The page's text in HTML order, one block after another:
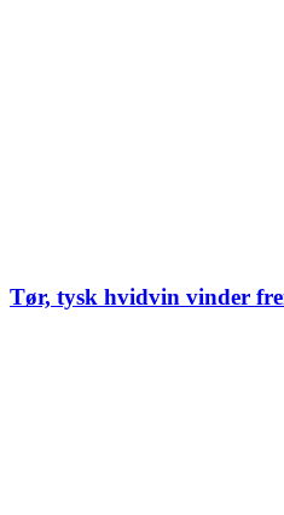
Tør, tysk hvidvin vinder